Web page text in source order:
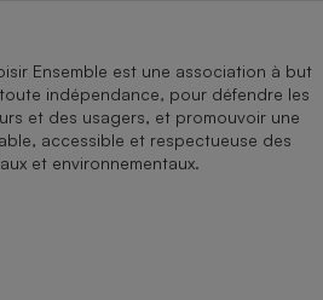
Ensemble est une association à but
indépendance, pour défendre les
et des usagers, et promouvoir une
accessible et respectueuse des
et environnementaux.